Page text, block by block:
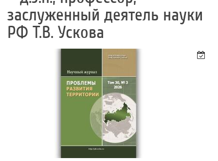
заслуженный деятель науки
РФ Т.В. Ускова